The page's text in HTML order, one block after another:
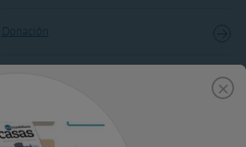
Donación
Herencia con liquidación de bienes
gananciales